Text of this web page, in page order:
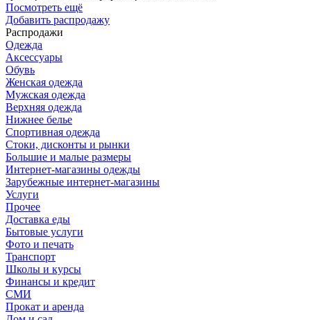
Посмотреть ещё
Добавить распродажу
Распродажи
Одежда
Аксессуары
Обувь
Женская одежда
Мужская одежда
Верхняя одежда
Нижнее белье
Спортивная одежда
Стоки, дисконты и рынки
Большие и малые размеры
Интернет-магазины одежды
Зарубежные интернет-магазины
Услуги
Прочее
Доставка еды
Бытовые услуги
Фото и печать
Транспорт
Школы и курсы
Финансы и кредит
СМИ
Прокат и аренда